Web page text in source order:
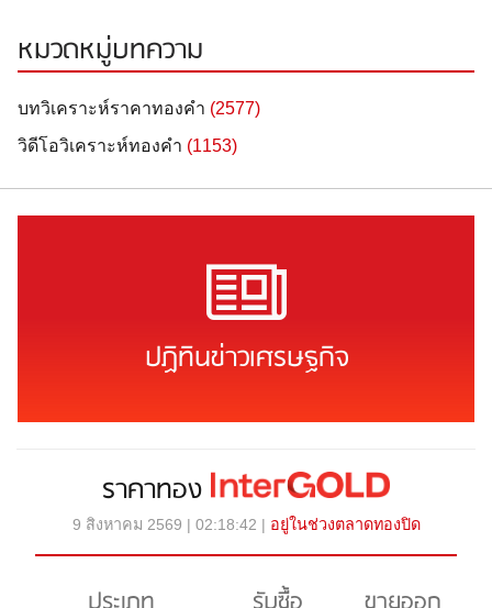
หมวดหมู่บทความ
บทวิเคราะห์ราคาทองคำ (2577)
วิดีโอวิเคราะห์ทองคำ (1153)
ปฏิทินข่าวเศรษฐกิจ
ราคาทอง
9 สิงหาคม 2569 | 02:18:42 | อยู่ในช่วงตลาดทองปิด